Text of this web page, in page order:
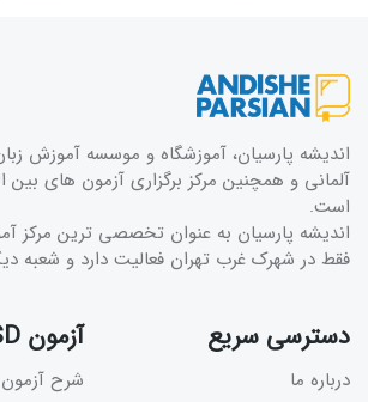
اندیشه پارسیان، آموزشگاه و موسسه آموزش
است.
اندیشه پارسیان به عنوان تخصصی ترین مرکز
فقط در شهرک غرب تهران فعالیت دارد و شعبه
دسترسی سریع
درباره ما
آزمون ÖSD
شرح آزمون ÖSD